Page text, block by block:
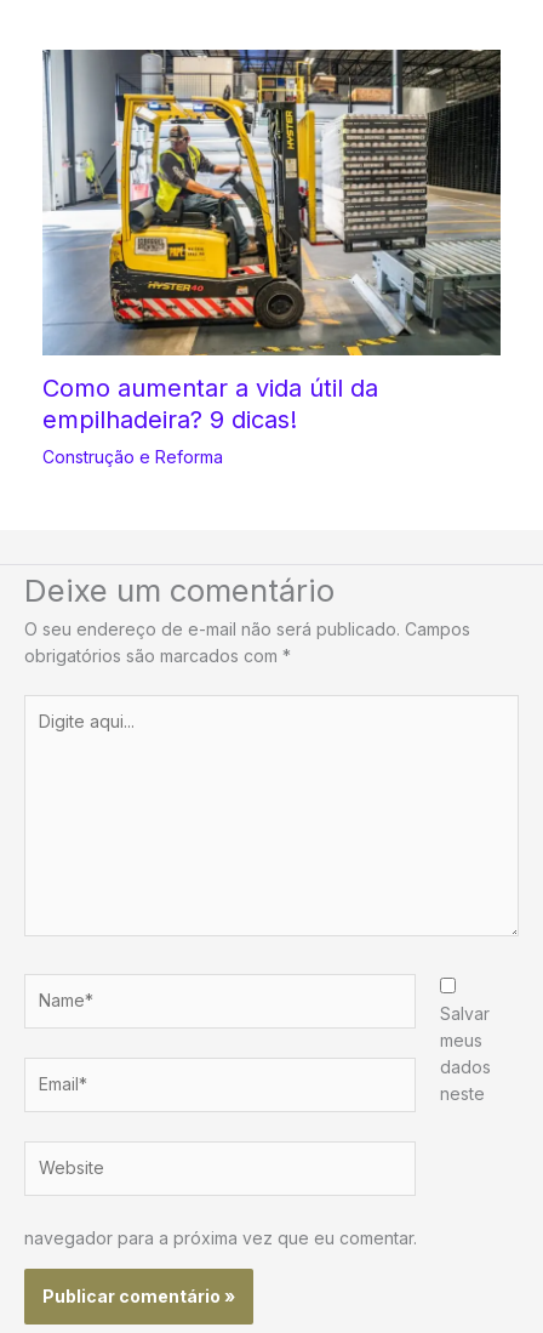
Como aumentar a vida útil da
empilhadeira? 9 dicas!
Construção e Reforma
Deixe um comentário
O seu endereço de e-mail não será publicado. Campos
obrigatórios são marcados com *
aqui...
Salvar
meus
dados
neste
navegador para a próxima vez que eu comentar.